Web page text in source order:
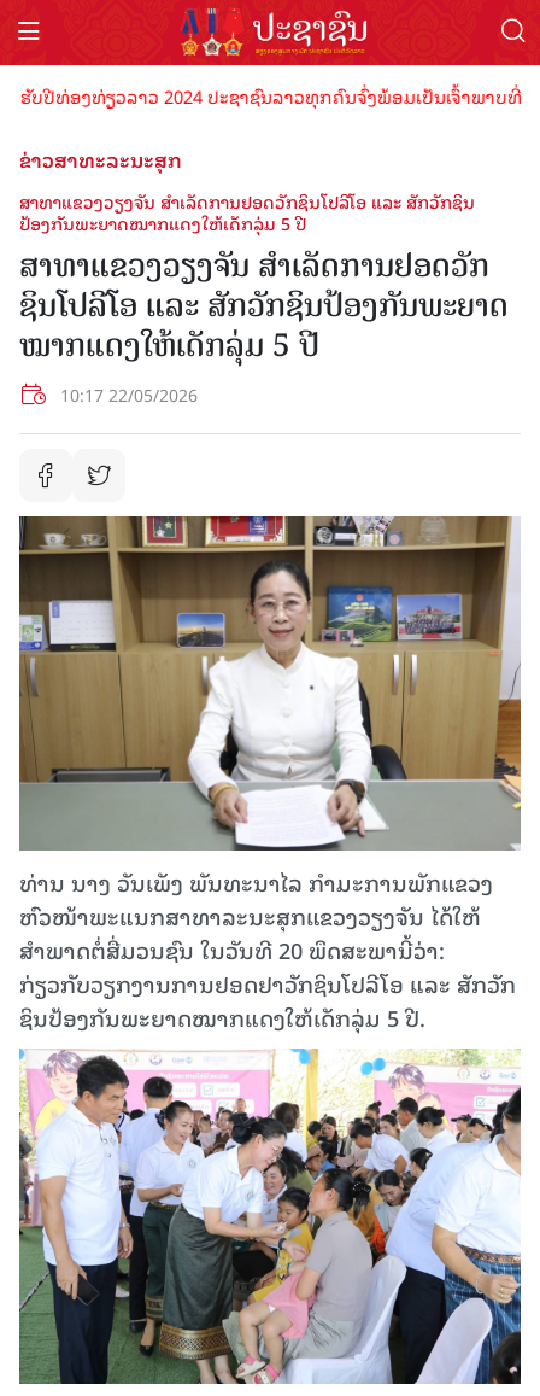
ທ່ອງທ່ຽວລາວ 2024 ປະຊາຊົນລາວທຸກຄົນຈົ່ງພ້ອມເປັນເຈົ້າພາບທີ່ດີ ຕ້
ຂ່າວສາທະລະນະສຸກ
ສາທາແຂວງວຽງຈັນ ສຳເລັດການຢອດວັກຊິນໂປລີໂອ ແລະ ສັກວັກຊິນ
ປ້ອງກັນພະຍາດໝາກແດງໃຫ້ເດັກລຸ່ມ 5 ປີ
ສາທາແຂວງວຽງຈັນ ສຳເລັດການຢອດວັກ
ຊິນໂປລີໂອ ແລະ ສັກວັກຊິນປ້ອງກັນພະຍາດ
ໝາກແດງໃຫ້ເດັກລຸ່ມ 5 ປີ
10:17 22/05/2026
ທ່ານ ນາງ ວັນເພັງ ພັນທະນາໄລ ກຳມະການພັກແຂວງ
ຫົວໜ້າພະແນກສາທາລະນະສຸກແຂວງວຽງຈັນ ໄດ້ໃຫ້
ສຳພາດຕໍ່ສື່ມວນຊົນ ໃນວັນທີ 20 ພຶດສະພານີ້ວ່າ:
ກ່ຽວກັບວຽກງານການຢອດຢາວັກຊິນໂປລີໂອ ແລະ ສັກວັກ
ຊິນປ້ອງກັນພະຍາດໝາກແດງໃຫ້ເດັກລຸ່ມ 5 ປີ.